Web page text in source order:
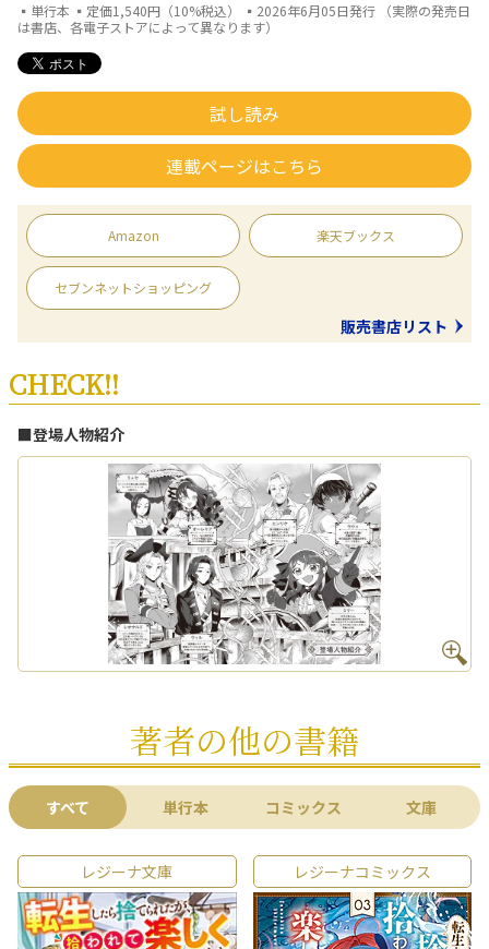
▪単行本 ▪定価1,540円（10%税込） ▪2026年6月05日発行 （実際の発売日
は書店、各電子ストアによって異なります）
試し読み
連載ページはこちら
Amazon 楽天ブックス
セブンネットショッピング
販売書店リスト
CHECK!!
■登場人物紹介
著者の他の書籍
すべて 単行本 コミックス 文庫
レジーナ文庫 レジーナコミックス